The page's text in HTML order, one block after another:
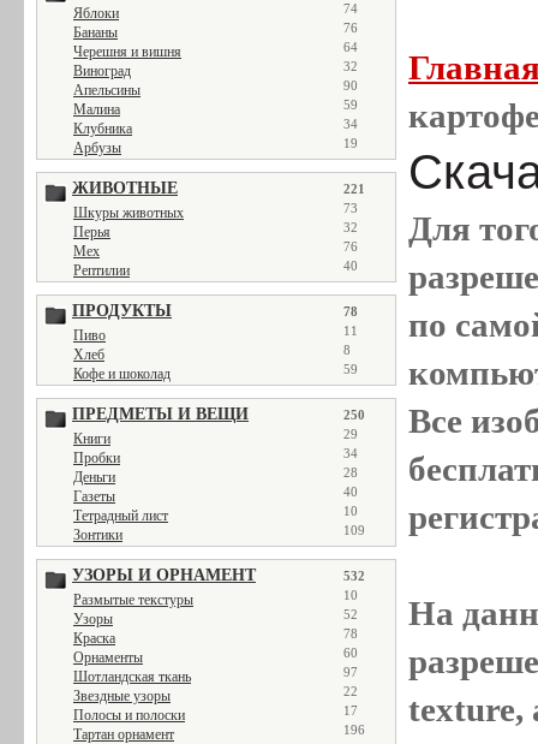
Яблоки 74
Бананы 76
Черешня и вишня 64
Виноград 32
Апельсины 90
Малина 59
Клубника 34
Арбузы 19
ЖИВОТНЫЕ 221
Шкуры животных 73
Перья 32
Мех 76
Рептилии 40
ПРОДУКТЫ 78
Пиво 11
Хлеб 8
Кофе и шоколад 59
ПРЕДМЕТЫ И ВЕЩИ 250
Книги 29
Пробки 34
Деньги 28
Газеты 40
Тетрадный лист 10
Зонтики 109
УЗОРЫ И ОРНАМЕНТ 532
Размытые текстуры 10
Узоры 52
Краска 78
Орнаменты 60
Шотландская ткань 97
Звездные узоры 22
Полосы и полоски 17
Тартан орнамент 196
Для
по
Все
На
texture,